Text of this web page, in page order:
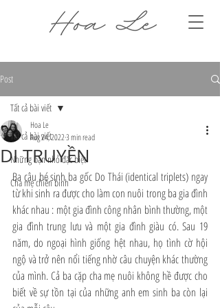
Post
Tất cả bài viết
Những bạn nhỏ đặc biệt
Cha mẹ chiến binh
Tất cả bài viết
DI TRUYỀN
Hoa Le
Aug 24, 20223 min read
Ba cậu bé sinh ba gốc Do Thái (identical triplets) ngay
từ khi sinh ra được cho làm con nuôi trong ba gia đình
khác nhau : một gia đình công nhân bình thường, một
gia đình trung lưu và một gia đình giàu có. Sau 19
năm, do ngoại hình giống hệt nhau, họ tình cờ hội
ngộ và trở nên nổi tiếng nhờ câu chuyện khác thường
của mình. Cả ba cặp cha mẹ nuôi không hề được cho
biết về sự tồn tại của những anh em sinh ba còn lại